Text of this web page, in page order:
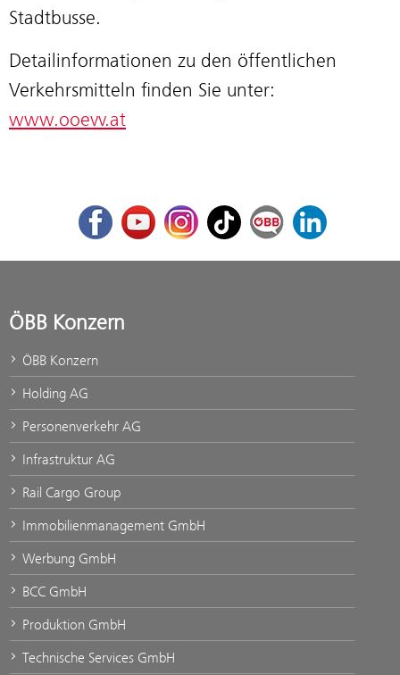
Stadtbusse.
Detailinformationen zu den öffentlichen
Verkehrsmitteln finden Sie unter:
www.ooevv.at
FacebookYoutubeInstagram
TikTok ÖBB Corporate Blog
LinkedIn
ÖBB Konzern
ÖBB Konzern
Holding AG
Personenverkehr AG
Infrastruktur AG
Rail Cargo Group
Immobilienmanagement GmbH
Werbung GmbH
BCC GmbH
Produktion GmbH
Technische Services GmbH